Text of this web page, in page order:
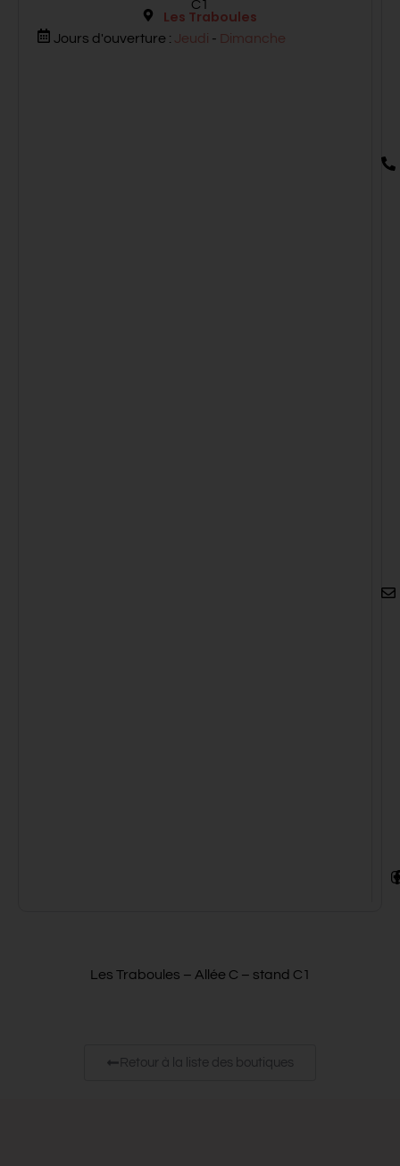
C1
Les Traboules
Jours d'ouverture : Jeudi - Dimanche
Les Traboules – Allée C – stand C1
Retour à la liste des boutiques